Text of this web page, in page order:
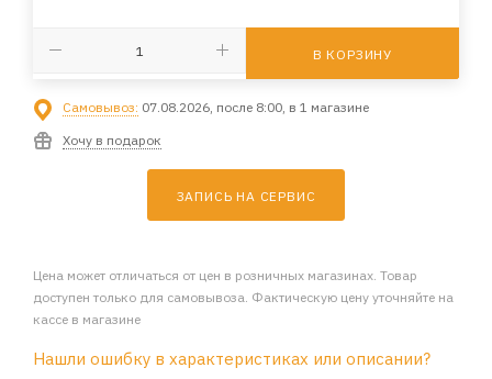
В КОРЗИНУ
Самовывоз: 07.08.2026, после 8:00, в 1 магазине
Хочу в подарок
ЗАПИСЬ НА СЕРВИС
Цена может отличаться от цен в розничных магазинах. Товар
доступен только для самовывоза. Фактическую цену уточняйте на
кассе в магазине
Нашли ошибку в характеристиках или описании?